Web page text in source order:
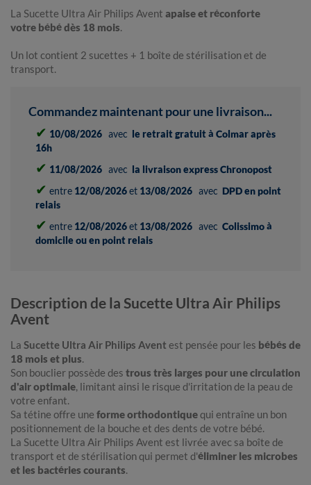
La Sucette Ultra Air Philips Avent apaise et réconforte
votre bébé dès 18 mois.
Un lot contient 2 sucettes + 1 boîte de stérilisation et de
transport.
Commandez maintenant pour une livraison...
✔ 10/08/2026 avec le retrait gratuit à Colmar après
16h
✔ 11/08/2026 avec la livraison express Chronopost
✔ entre 12/08/2026et 13/08/2026 avec DPD en point
relais
✔ entre 12/08/2026et 13/08/2026 avec Colissimo à
domicile ou en point relais
Description de la Sucette Ultra Air Philips
Avent
La Sucette Ultra Air Philips Avent est pensée pour les bébés de
18 mois et plus.
Son bouclier possède des trous très larges pour une circulation
d'air optimale, limitant ainsi le risque d'irritation de la peau de
votre enfant.
Sa tétine offre une forme orthodontiquequi entraîne un bon
positionnement de la bouche et des dents de votre bébé.
La Sucette Ultra Air Philips Avent est livrée avec sa boîte de
transport et de stérilisation qui permet d'éliminer les microbes
et les bactéries courants.